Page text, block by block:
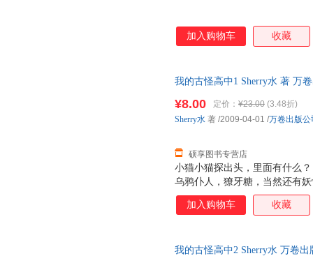
加入购物车 收藏
我的古怪高中1 Sherry水 著 万
小猫小猫探出头，里面有什么
乌鸦仆人，獠牙糖，当然还有
恶魔都为你行礼，地狱的大门
《Herry·Poter》的魔幻校园传
¥8.00 定价： ¥23.00 (3.48折)
硕享图书专营店
Sherry水 著 /2009-04-01 /万卷出版公
加入购物车 收藏
我的古怪高中2 Sherry水 万卷